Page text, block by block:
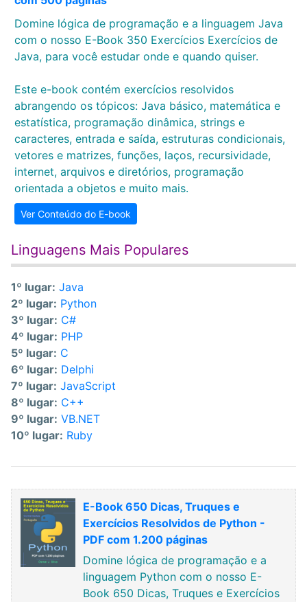
Domine lógica de programação e a linguagem Java
com o nosso E-Book 350 Exercícios Exercícios de
Java, para você estudar onde e quando quiser.
Este e-book contém exercícios resolvidos
abrangendo os tópicos: Java básico, matemática e
estatística, programação dinâmica, strings e
caracteres, entrada e saída, estruturas condicionais,
vetores e matrizes, funções, laços, recursividade,
internet, arquivos e diretórios, programação
orientada a objetos e muito mais.
Ver Conteúdo do E-book
Linguagens Mais Populares
1º lugar: Java
2º lugar: Python
3º lugar: C#
4º lugar: PHP
5º lugar: C
6º lugar: Delphi
7º lugar: JavaScript
8º lugar: C++
9º lugar: VB.NET
10º lugar: Ruby
E-Book 650 Dicas, Truques e
Exercícios Resolvidos de Python -
PDF com 1.200 páginas
Domine lógica de programação e a
linguagem Python com o nosso E-
Book 650 Dicas, Truques e Exercícios